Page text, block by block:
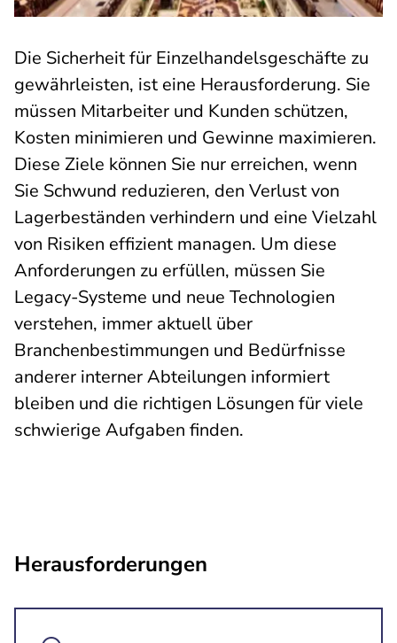
Die Sicherheit für Einzelhandelsgeschäfte zu
gewährleisten, ist eine Herausforderung. Sie
müssen Mitarbeiter und Kunden schützen,
Kosten minimieren und Gewinne maximieren.
Diese Ziele können Sie nur erreichen, wenn
Sie Schwund reduzieren, den Verlust von
Lagerbeständen verhindern und eine Vielzahl
von Risiken effizient managen. Um diese
Anforderungen zu erfüllen, müssen Sie
Legacy-Systeme und neue Technologien
verstehen, immer aktuell über
Branchenbestimmungen und Bedürfnisse
anderer interner Abteilungen informiert
bleiben und die richtigen Lösungen für viele
schwierige Aufgaben finden.
Herausforderungen